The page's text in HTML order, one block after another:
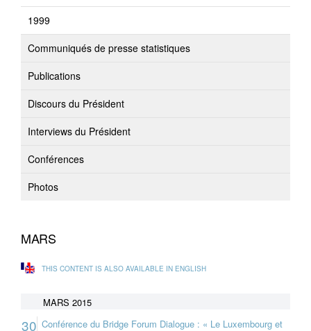
1999
Communiqués de presse statistiques
Publications
Discours du Président
Interviews du Président
Conférences
Photos
MARS
THIS CONTENT IS ALSO AVAILABLE IN ENGLISH
MARS 2015
30 Conférence du Bridge Forum Dialogue : « Le Luxembourg et